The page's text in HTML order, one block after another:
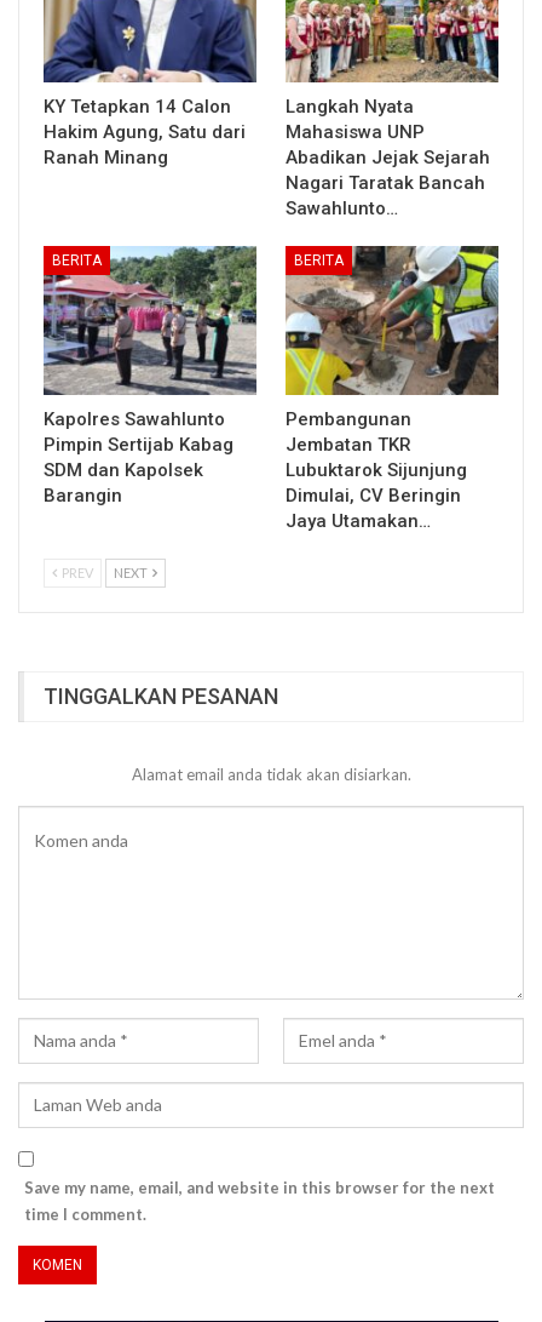
KY Tetapkan 14 Calon
Hakim Agung, Satu dari
Ranah Minang
Langkah Nyata
Mahasiswa UNP
Abadikan Jejak Sejarah
Nagari Taratak Bancah
Sawahlunto…
BERITA
Kapolres Sawahlunto
Pimpin Sertijab Kabag
SDM dan Kapolsek
Barangin
BERITA
Pembangunan
Jembatan TKR
Lubuktarok Sijunjung
Dimulai, CV Beringin
Jaya Utamakan…
PREV NEXT
TINGGALKAN PESANAN
Alamat email anda tidak akan disiarkan.
Save my name, email, and website in this browser for the next
time I comment.